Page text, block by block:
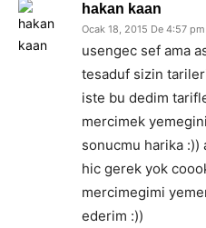
hakan kaan
Ocak 18, 2015 De 4:57 pm
usengec sef ama
tesaduf sizin
iste bu dedim
mercimek
sonucmu harika
hic gerek yok
mercimegimi
ederim :))